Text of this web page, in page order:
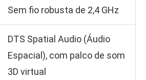
Sem fio robusta de 2,4 GHz
DTS Spatial Audio (Áudio
Espacial), com palco de som
3D virtual